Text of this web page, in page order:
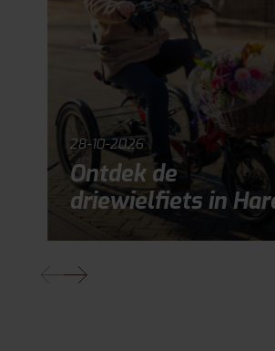
28-10-2026
Ontdek de
driewielfiets in